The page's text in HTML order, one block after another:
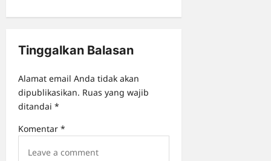
g
t
i
o
n
Tinggalkan Balasan
Alamat email Anda tidak akan
dipublikasikan. Ruas yang wajib
ditandai *
Komentar *